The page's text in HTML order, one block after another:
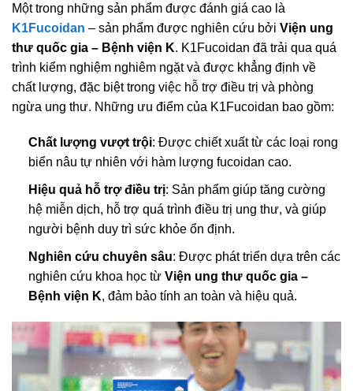
Một trong những sản phẩm được đánh giá cao là
K1Fucoidan – sản phẩm được nghiên cứu bởi Viện ung
thư quốc gia – Bệnh viện K. K1Fucoidan đã trải qua quá
trình kiểm nghiệm nghiêm ngặt và được khẳng định về
chất lượng, đặc biệt trong việc hỗ trợ điều trị và phòng
ngừa ung thư. Những ưu điểm của K1Fucoidan bao gồm:
Chất lượng vượt trội: Được chiết xuất từ các loại rong
biển nâu tự nhiên với hàm lượng fucoidan cao.
Hiệu quả hỗ trợ điều trị: Sản phẩm giúp tăng cường
hệ miễn dịch, hỗ trợ quá trình điều trị ung thư, và giúp
người bệnh duy trì sức khỏe ổn định.
Nghiên cứu chuyên sâu: Được phát triển dựa trên các
nghiên cứu khoa học từ Viện ung thư quốc gia –
Bệnh viện K, đảm bảo tính an toàn và hiệu quả.